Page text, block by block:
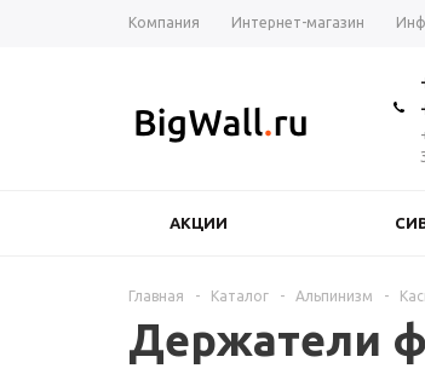
Компания Интернет-магазин
АКЦИИ
Главная - Каталог - Альпинизм -
Держатели